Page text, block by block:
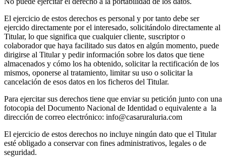
El ejercicio de estos derechos es personal y por tanto debe ser
ejercido directamente por el interesado, solicitándolo directamente al
Titular, lo que significa que cualquier cliente, suscriptor o
colaborador que haya facilitado sus datos en algún momento, puede
dirigirse al Titular y pedir información sobre los datos que tiene
almacenados y cómo los ha obtenido, solicitar la rectificación de los
mismos, oponerse al tratamiento, limitar su uso o solicitar la
cancelación de esos datos en los ficheros del Titular.
Para ejercitar sus derechos tiene que enviar su petición junto con una
fotocopia del Documento Nacional de Identidad o equivalente a la
dirección de correo electrónico: info@casaruraluria.com
El ejercicio de estos derechos no incluye ningún dato que el Titular
esté obligado a conservar con fines administrativos, legales o de
seguridad.